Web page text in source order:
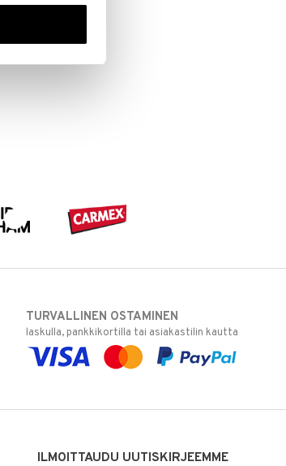
TURVALLINEN OSTAMINEN
laskulla, pankkikortilla tai asiakastilin kautta
ILMOITTAUDU UUTISKIRJEEMME